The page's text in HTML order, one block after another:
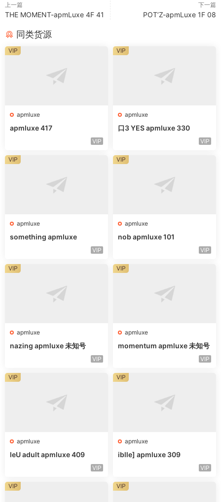
上一篇
THE MOMENT-apmLuxe 4F 41
下一篇
POT’Z-apmLuxe 1F 08
同类货源
apmluxe
apmluxe 417
VIP
VIP
apmluxe
口3 YES apmluxe 330
VIP
VIP
apmluxe
something apmluxe
VIP
VIP
apmluxe
nob apmluxe 101
VIP
VIP
apmluxe
nazing apmluxe 未知号
VIP
VIP
apmluxe
momentum apmluxe 未知号
VIP
VIP
apmluxe
leU adult apmluxe 409
VIP
VIP
apmluxe
iblle] apmluxe 309
VIP
VIP
VIP VIP